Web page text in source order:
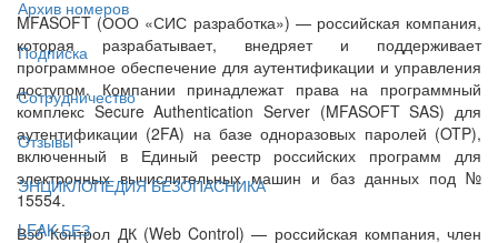
Архив номеров
Подписка
Сотрудничество
Отзывы
ЭНЦИКЛОПЕДИЯ БЕЗОПАСНИКА
LEAK-БЕЗ
MFASOFT (ООО «СИС разработка») — российская компания,
которая разрабатывает, внедряет и поддерживает
программное обеспечение для аутентификации и управления
доступом. Компании принадлежат права на программный
комплекс Secure Authentication Server (MFASOFT SAS) для
аутентификации (2FA) на базе одноразовых паролей (OTP),
включенный в Единый реестр российских программ для
электронных вычислительных машин и баз данных под №
15554.
Вэб Контрол ДК (Web Control) — российская компания, член